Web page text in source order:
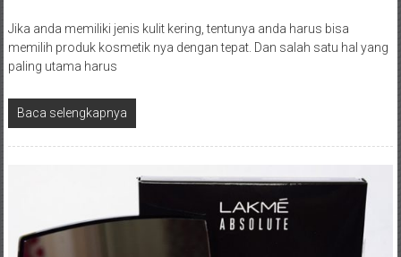
Jika anda memiliki jenis kulit kering, tentunya anda harus bisa
memilih produk kosmetik nya dengan tepat. Dan salah satu hal yang
paling utama harus
Baca selengkapnya